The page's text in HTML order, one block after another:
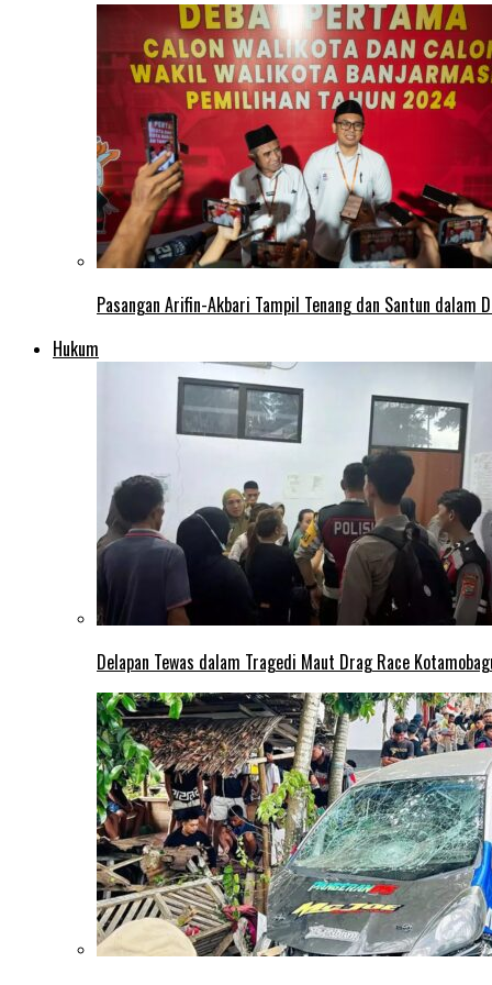
Pasangan Arifin-Akbari Tampil Tenang dan Santun dalam
Hukum
Delapan Tewas dalam Tragedi Maut Drag Race